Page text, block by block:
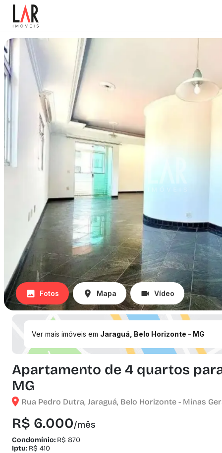
Fotos Mapa Vídeo
Ver mais imóveis em Jaraguá, Belo Horizonte - MG
Apartamento de 4 quartos
MG
Rua Pedro Dutra, Jaraguá, Belo Horizonte - Minas
R$ 6.000/mês
Condomínio: R$ 870
Iptu: R$ 410